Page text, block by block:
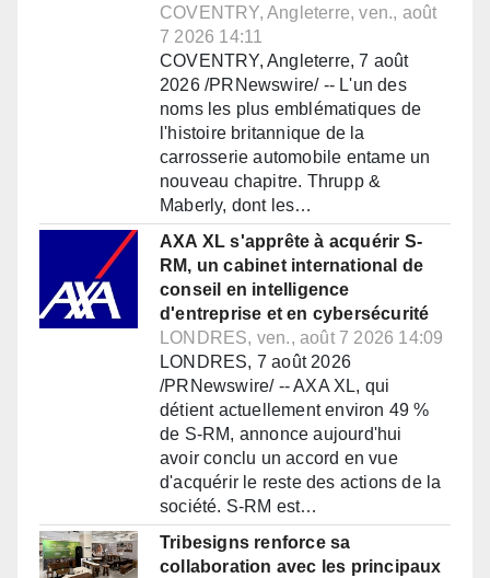
COVENTRY, Angleterre, ven., août
7 2026 14:11
COVENTRY, Angleterre, 7 août
2026 /PRNewswire/ -- L'un des
noms les plus emblématiques de
l'histoire britannique de la
carrosserie automobile entame un
nouveau chapitre. Thrupp &
Maberly, dont les…
AXA XL s'apprête à acquérir S-
RM, un cabinet international de
conseil en intelligence
d'entreprise et en cybersécurité
LONDRES, ven., août 7 2026 14:09
LONDRES, 7 août 2026
/PRNewswire/ -- AXA XL, qui
détient actuellement environ 49 %
de S-RM, annonce aujourd'hui
avoir conclu un accord en vue
d'acquérir le reste des actions de la
société. S-RM est…
Tribesigns renforce sa
collaboration avec les principaux